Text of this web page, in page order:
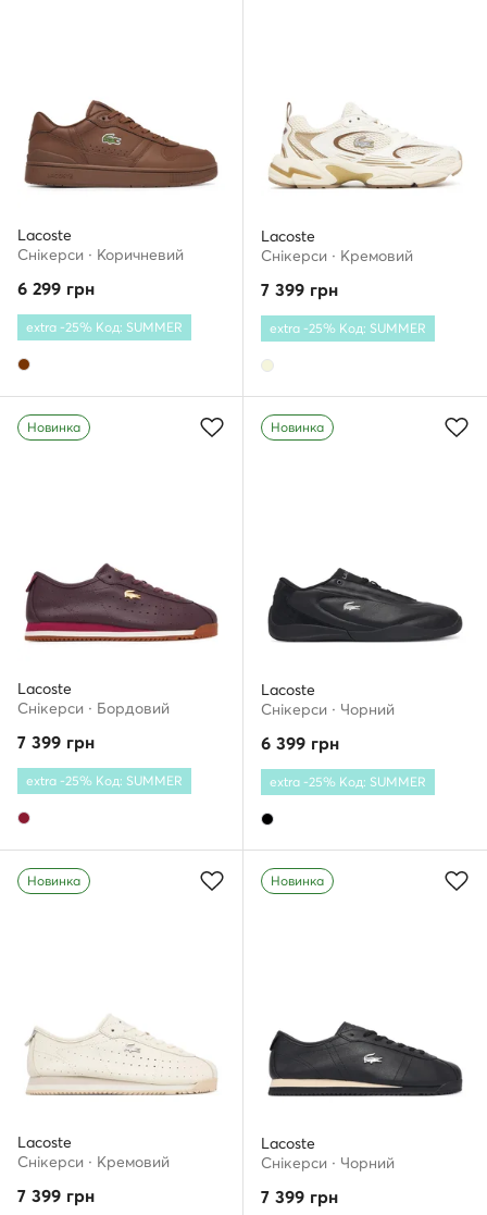
Lacoste
Снікерcи · Коричневий
6 299 грн
extra -25% Код: SUMMER
Lacoste
Снікерcи · Кремовий
7 399 грн
extra -25% Код: SUMMER
Новинка
Lacoste
Снікерcи · Бордовий
7 399 грн
extra -25% Код: SUMMER
Новинка
Lacoste
Снікерcи · Чорний
6 399 грн
extra -25% Код: SUMMER
Новинка
Lacoste
Снікерcи · Кремовий
7 399 грн
Новинка
Lacoste
Снікерcи · Чорний
7 399 грн